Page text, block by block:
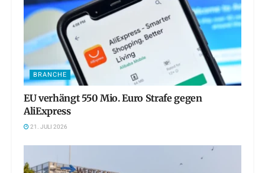
BRANCHE
EU verhängt 550 Mio. Euro Strafe gegen
AliExpress
21. JULI 2026